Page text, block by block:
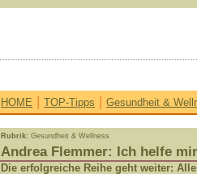
HOME | TOP-Tipps | Gesundheit &
Rubrik: Gesundheit & Wellness
Andrea Flemmer: Ich helfe
Die erfolgreiche Reihe geht weiter: